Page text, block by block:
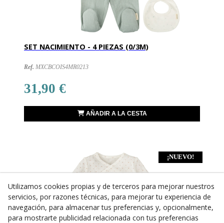
SET NACIMIENTO - 4 PIEZAS (0/3M)
Ref. MXCBCOIS4MR0213
31,90 €
AÑADIR A LA CESTA
¡NUEVO!
Utilizamos cookies propias y de terceros para mejorar nuestros
servicios, por razones técnicas, para mejorar tu experiencia de
navegación, para almacenar tus preferencias y, opcionalmente,
para mostrarte publicidad relacionada con tus preferencias